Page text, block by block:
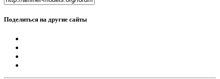
Поделиться на другие сайты